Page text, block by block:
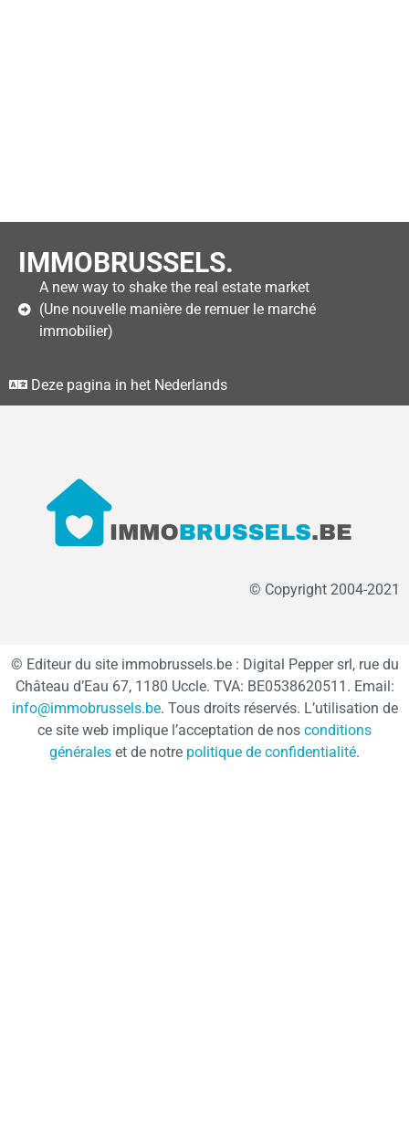
IMMOBRUSSELS.
A new way to shake the real estate market
(Une nouvelle manière de remuer le marché
immobilier)
Deze pagina in het Nederlands
© Copyright 2004-2021
© Editeur du site immobrussels.be : Digital Pepper srl, rue du
Château d’Eau 67, 1180 Uccle. TVA: BE0538620511. Email:
info@immobrussels.be. Tous droits réservés. L’utilisation de
ce site web implique l’acceptation de nos conditions
générales et de notre politique de confidentialité.